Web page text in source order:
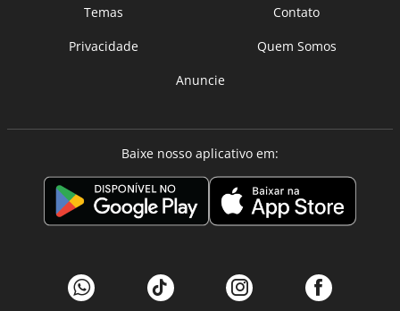
Temas
Contato
Privacidade
Quem Somos
Anuncie
Baixe nosso aplicativo em: